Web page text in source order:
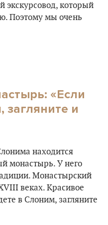
экскурсовод, который
Поэтому мы очень
«Если
загляните и
находится
монастырь. У него
Монастырский
веках. Красивое
в Слоним, загляните